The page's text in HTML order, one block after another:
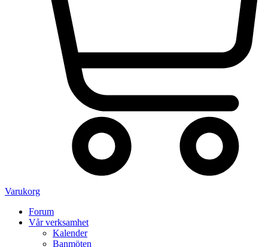
Varukorg
Forum
Vår verksamhet
Kalender
Banmöten